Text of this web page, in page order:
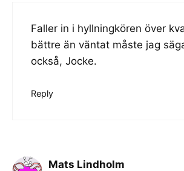
Faller in i hyllningkören över
bättre än väntat måste jag
också, Jocke.
Reply
Mats Lindholm